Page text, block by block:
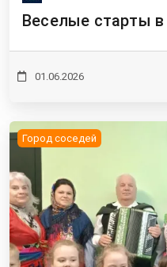
Веселые старты
01.06.2026
Город соседей